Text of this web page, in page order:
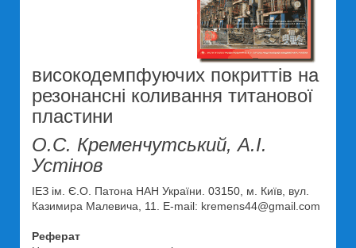
високодемпфуючих покриттів на
резонансні коливання титанової
пластини
О.С. Кременчутський, А.І.
Устінов
ІЕЗ ім. Є.О. Патона НАН України. 03150, м. Київ, вул.
Казимира Малевича, 11. E-mail: kremens44@gmail.com
Реферат